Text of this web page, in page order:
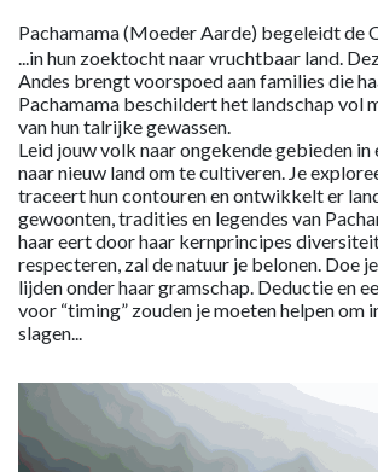
Pachamama (Moeder Aarde) begeleidt de
...in hun zoektocht naar vruchtbaar land.
Andes brengt voorspoed aan families die
Pachamama beschildert het landschap vol
van hun talrijke gewassen.
Leid jouw volk naar ongekende gebieden
naar nieuw land om te cultiveren. Je
traceert hun contouren en ontwikkelt er
gewoonten, tradities en legendes van
haar eert door haar kernprincipes
respecteren, zal de natuur je belonen. Doe
lijden onder haar gramschap. Deductie en
voor “timing” zouden je moeten helpen om
slagen...